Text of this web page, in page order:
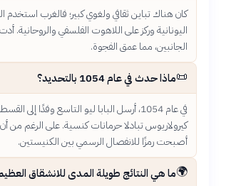
كان هناك تباين ثقافي ولغوي كبير؛ فالغرب استخدم
اليونانية وركز على اللاهوت الفلسفي
الجانبين، مما عمق الفجوة.
📜ماذا حدث في عام 1054 بالتحديد؟
في عام 1054، أرسل البابا ليو التاسع
كيرولاريوس تبادلا حرمانات كنسية. على الرغم من
أصبحت رمزًا للانفصال الرسمي بين الكنيستين.
🌍ما هي النتائج طويلة المدى للانشقاق